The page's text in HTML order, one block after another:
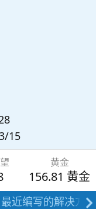
15
黄金
156.81 黄金
最近编写的解决方案